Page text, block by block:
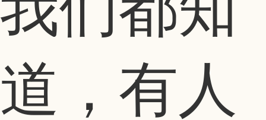
道，有人